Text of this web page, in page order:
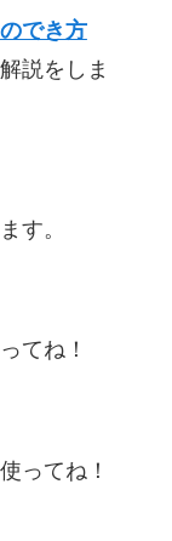
でき方
説をしま
す。
てね！
ってね！